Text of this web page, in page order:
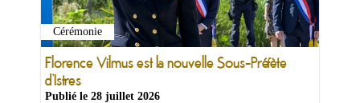
Cérémonie
Florence Vilmus est la nouvelle Sous-Préfète
d’Istres
Publié le 28 juillet 2026